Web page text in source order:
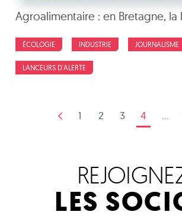
Agroalimentaire : en Bretagne, la
ÉCOLOGIE INDUSTRIE JOURNALISME
LANCEURS D'ALERTE
1 2 3 4
LES